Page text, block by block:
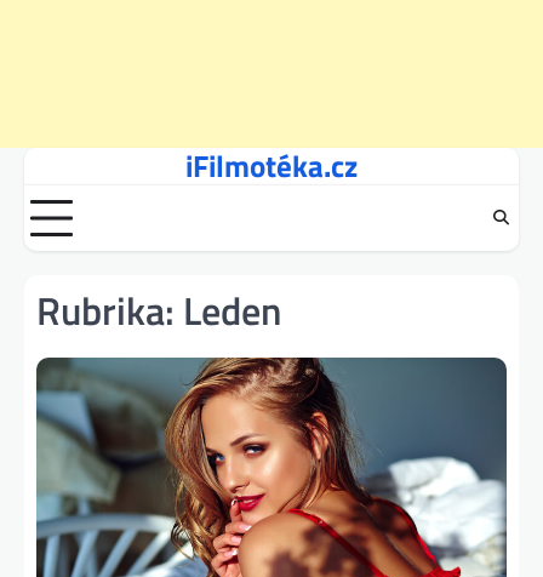
content
iFilmotéka.cz
Rubrika: Leden